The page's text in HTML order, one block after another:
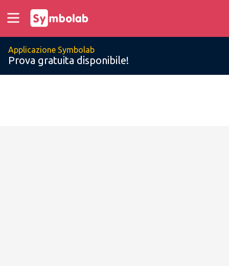
Applicazione Symbolab
Prova gratuita disponibile!